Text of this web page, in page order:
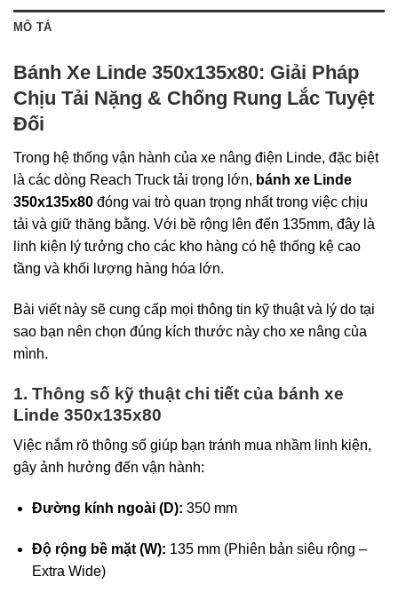
MÔ TẢ
Bánh Xe Linde 350x135x80: Giải Pháp
Chịu Tải Nặng & Chống Rung Lắc Tuyệt
Đối
Trong hệ thống vận hành của xe nâng điện Linde, đặc biệt
là các dòng Reach Truck tải trọng lớn, bánh xe Linde
350x135x80 đóng vai trò quan trọng nhất trong việc chịu
tải và giữ thăng bằng. Với bề rộng lên đến 135mm, đây là
linh kiện lý tưởng cho các kho hàng có hệ thống kệ cao
tầng và khối lượng hàng hóa lớn.
Bài viết này sẽ cung cấp mọi thông tin kỹ thuật và lý do tại
sao bạn nên chọn đúng kích thước này cho xe nâng của
mình.
1. Thông số kỹ thuật chi tiết của bánh xe
Linde 350x135x80
Việc nắm rõ thông số giúp bạn tránh mua nhầm linh kiện,
gây ảnh hưởng đến vận hành:
Đường kính ngoài (D): 350 mm
Độ rộng bề mặt (W): 135 mm (Phiên bản siêu rộng –
Extra Wide)